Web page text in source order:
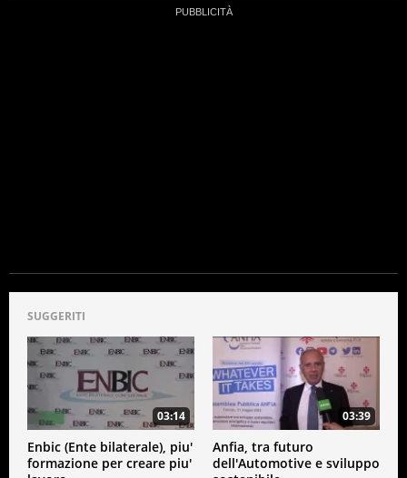
SUGGERITI
03:14
Enbic (Ente bilaterale), piu'
formazione per creare piu'
03:39
Anfia, tra futuro
dell'Automotive e sviluppo